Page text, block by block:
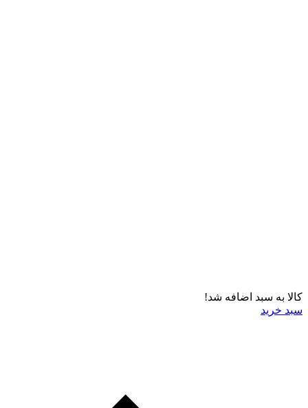
کالا به سبد اضافه شد!
سبد خرید